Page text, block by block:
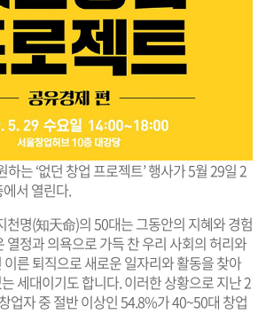
는 ‘없던 창업 프로젝트’ 행사가 5월 29일 2
서 열린다.
천명(知天命)의 50대는 그동안의 지혜와 경험
열정과 의욕으로 가득 찬 우리 사회의 허리와
른 퇴직으로 새로운 일자리와 활동을 찾아
세대이기도 합니다. 이러한 상황으로 지난 2
업자 중 절반 이상인 54.8%가 40~50대 창업